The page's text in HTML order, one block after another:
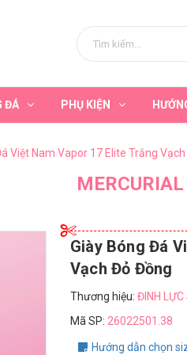
ĐÁ PHỤ KIỆN
Việt Nam Vapor 17 Elite Trắng
Giày Bóng Đá
Vạch Đỏ Đồng
Thương hiệu: ĐINH LỰC
Mã SP: 26022501.38
Hướng dẫn chọn